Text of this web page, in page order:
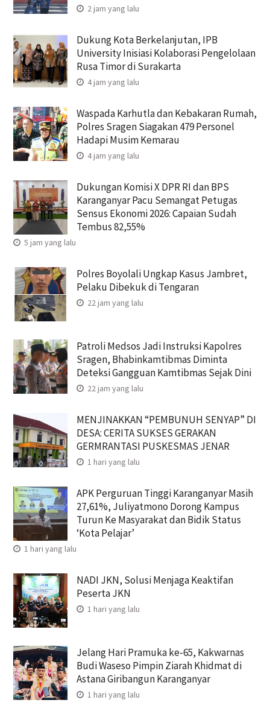
2 jam yang lalu
Dukung Kota Berkelanjutan, IPB
University Inisiasi Kolaborasi Pengelolaan
Rusa Timor di Surakarta
4 jam yang lalu
Waspada Karhutla dan Kebakaran Rumah,
Polres Sragen Siagakan 479 Personel
Hadapi Musim Kemarau
4 jam yang lalu
Dukungan Komisi X DPR RI dan BPS
Karanganyar Pacu Semangat Petugas
Sensus Ekonomi 2026: Capaian Sudah
Tembus 82,55%
5 jam yang lalu
Polres Boyolali Ungkap Kasus Jambret,
Pelaku Dibekuk di Tengaran
22 jam yang lalu
Patroli Medsos Jadi Instruksi Kapolres
Sragen, Bhabinkamtibmas Diminta
Deteksi Gangguan Kamtibmas Sejak Dini
22 jam yang lalu
MENJINAKKAN “PEMBUNUH SENYAP” DI
DESA: CERITA SUKSES GERAKAN
GERMRANTASI PUSKESMAS JENAR
1 hari yang lalu
APK Perguruan Tinggi Karanganyar Masih
27,61%, Juliyatmono Dorong Kampus
Turun Ke Masyarakat dan Bidik Status
‘Kota Pelajar’
1 hari yang lalu
NADI JKN, Solusi Menjaga Keaktifan
Peserta JKN
1 hari yang lalu
Jelang Hari Pramuka ke-65, Kakwarnas
Budi Waseso Pimpin Ziarah Khidmat di
Astana Giribangun Karanganyar
1 hari yang lalu